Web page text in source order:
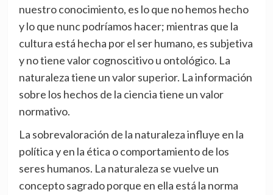
nuestro conocimiento, es lo que no hemos hecho
y lo que nunc podríamos hacer; mientras que la
cultura está hecha por el ser humano, es subjetiva
y no tiene valor cognoscitivo u ontológico. La
naturaleza tiene un valor superior. La información
sobre los hechos de la ciencia tiene un valor
normativo.
La sobrevaloración de la naturaleza influye en la
política y en la ética o comportamiento de los
seres humanos. La naturaleza se vuelve un
concepto sagrado porque en ella está la norma